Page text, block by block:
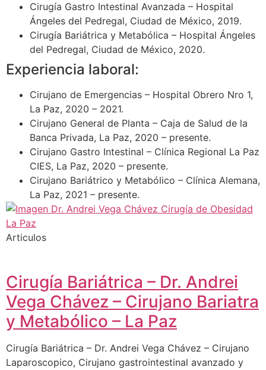
Cirugía Gastro Intestinal Avanzada – Hospital
Ángeles del Pedregal, Ciudad de México, 2019.
Cirugía Bariátrica y Metabólica – Hospital Ángeles
del Pedregal, Ciudad de México, 2020.
Experiencia laboral:
Cirujano de Emergencias – Hospital Obrero Nro 1,
La Paz, 2020 – 2021.
Cirujano General de Planta – Caja de Salud de la
Banca Privada, La Paz, 2020 – presente.
Cirujano Gastro Intestinal – Clínica Regional La Paz
CIES, La Paz, 2020 – presente.
Cirujano Bariátrico y Metabólico – Clínica Alemana,
La Paz, 2021 – presente.
Articulos
Cirugía Bariátrica – Dr. Andrei
Vega Chávez – Cirujano Bariatra
y Metabólico – La Paz
Cirugía Bariátrica – Dr. Andrei Vega Chávez – Cirujano
Laparoscopico, Cirujano gastrointestinal avanzado y